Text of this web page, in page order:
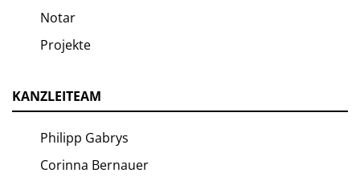
Notar
Projekte
KANZLEITEAM
Philipp Gabrys
Corinna Bernauer